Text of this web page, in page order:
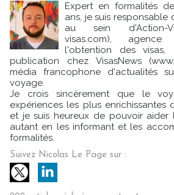
Expert en formalités
ans, je suis
au sein d'Action-
visas.com), agence
l'obtention des
publication chez VisasNews (
média francophone d'actualités
voyage.
Je crois sincèrement que le
expériences les plus enrichissantes
et je suis heureux de pouvoir aider
autant en les informant et les
formalités.
Suivez Nicolas Le Page sur :